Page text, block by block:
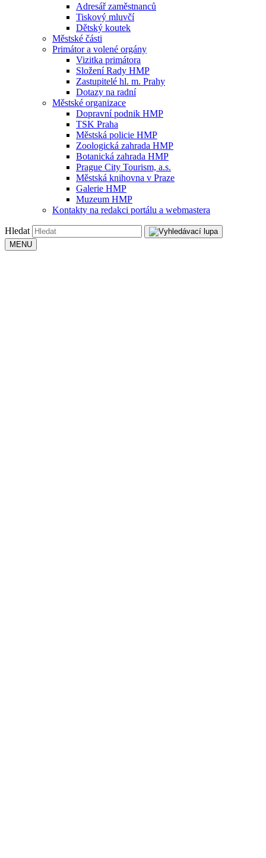
Adresář zaměstnanců
Tiskový mluvčí
Dětský koutek
Městské části
Primátor a volené orgány
Vizitka primátora
Složení Rady HMP
Zastupitelé hl. m. Prahy
Dotazy na radní
Městské organizace
Dopravní podnik HMP
TSK Praha
Městská policie HMP
Zoologická zahrada HMP
Botanická zahrada HMP
Prague City Tourism, a.s.
Městská knihovna v Praze
Galerie HMP
Muzeum HMP
Kontakty na redakci portálu a webmastera
Hledat
MENU